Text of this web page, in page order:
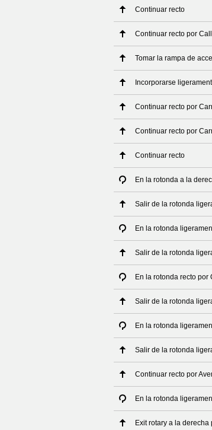
Continuar recto
Continuar recto por
Tomar la rampa de
Incorporarse
Continuar recto por
Continuar recto por
Continuar recto
En la rotonda a la
Salir de la rotonda
En la rotonda
Salir de la rotonda
En la rotonda recto por
Salir de la rotonda
En la rotonda
Salir de la rotonda
Continuar recto por
En la rotonda
Exit rotary a la